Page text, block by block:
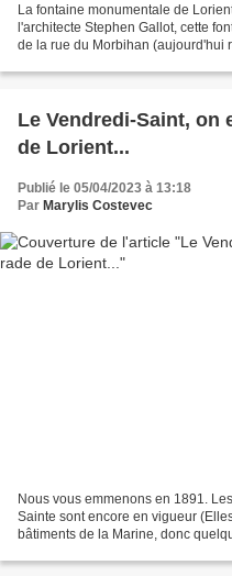
La fontaine monumentale de
l'architecte Stephen Gallot, cette
de la rue du Morbihan (aujourd'hui
Le Vendredi-Saint, on
de Lorient...
Publié le 05/04/2023 à 13:18
Par Marylis Costevec
Nous vous emmenons en 1891.
Sainte sont encore en vigueur
bâtiments de la Marine, donc